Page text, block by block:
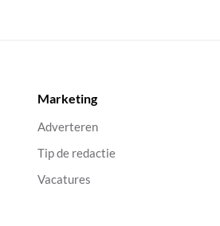
Marketing
Adverteren
Tip de redactie
Vacatures